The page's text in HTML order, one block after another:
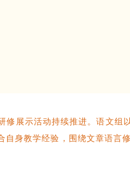
修展示活动持续推进。语文组
自身教学经验，围绕文章语言